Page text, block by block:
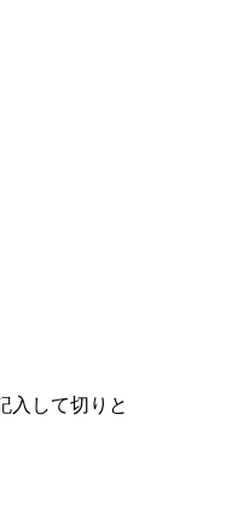
入して切りと